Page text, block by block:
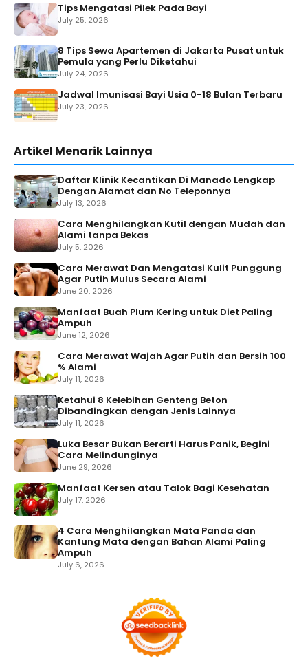
Tips Mengatasi Pilek Pada Bayi
July 25, 2026
8 Tips Sewa Apartemen di Jakarta Pusat untuk
Pemula yang Perlu Diketahui
July 24, 2026
Jadwal Imunisasi Bayi Usia 0-18 Bulan Terbaru
July 23, 2026
Artikel Menarik Lainnya
Daftar Klinik Kecantikan Di Manado Lengkap
Dengan Alamat dan No Teleponnya
July 13, 2026
Cara Menghilangkan Kutil dengan Mudah dan
Alami tanpa Bekas
July 5, 2026
Cara Merawat Dan Mengatasi Kulit Punggung
Agar Putih Mulus Secara Alami
June 20, 2026
Manfaat Buah Plum Kering untuk Diet Paling
Ampuh
June 12, 2026
Cara Merawat Wajah Agar Putih dan Bersih 100
% Alami
July 11, 2026
Ketahui 8 Kelebihan Genteng Beton
Dibandingkan dengan Jenis Lainnya
July 11, 2026
Luka Besar Bukan Berarti Harus Panik, Begini
Cara Melindunginya
June 29, 2026
Manfaat Kersen atau Talok Bagi Kesehatan
July 17, 2026
4 Cara Menghilangkan Mata Panda dan
Kantung Mata dengan Bahan Alami Paling
Ampuh
July 6, 2026